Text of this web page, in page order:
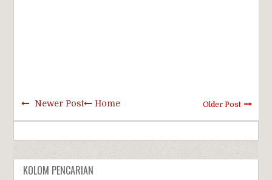
Newer Post Older Post
Home
KOLOM PENCARIAN